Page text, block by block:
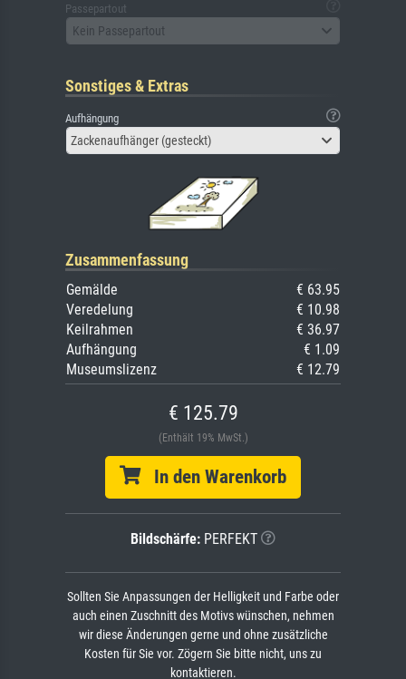
Passepartout
Kein Passepartout
Sonstiges & Extras
Aufhängung
Zackenaufhänger (gesteckt)
Zusammenfassung
Gemälde
€ 63.95
Veredelung
€ 10.98
Keilrahmen
€ 36.97
Aufhängung
€ 1.09
Museumslizenz
€ 12.79
€ 125.79
(Enthält 19% MwSt.)
In den Warenkorb
Bildschärfe: PERFEKT
Sollten Sie Anpassungen der Helligkeit und Farbe oder
auch einen Zuschnitt des Motivs wünschen, nehmen
wir diese Änderungen gerne und ohne zusätzliche
Kosten für Sie vor. Zögern Sie bitte nicht, uns zu
kontaktieren.